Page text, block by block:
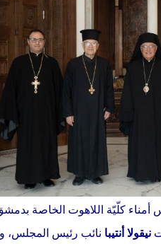
كلّيّة اللاهوت الخاصة
نيقولا أنتيبا نائب رئيس المجلس،